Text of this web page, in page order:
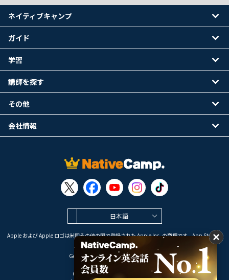
日本語
Apple および Apple ロゴは米国その他の国で登録された Apple Inc. の商標です。App Store は
Apple Inc. のサービスマークです。
Google Play は Google LLC の商標です。
Copyright © 2026 オンライン英会話
ネイティブキャンプ
ガイド
学習
講師を探す
その他
会社情報